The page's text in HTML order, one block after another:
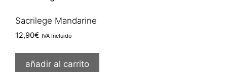
Sacrilege Mandarine
12,90€ IVA Incluido
añadir al carrito